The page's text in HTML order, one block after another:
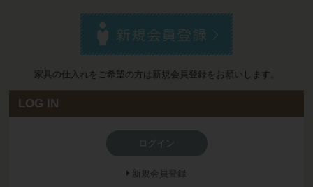
家具の仕入れをご希望の方は新規会員登録をお願いします。
LOG IN
新規会員登録